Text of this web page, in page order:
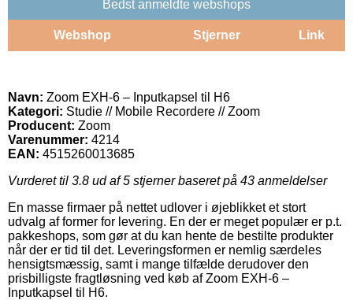
Bedst anmeldte webshops
Webshop Stjerner Link
Navn: Zoom EXH-6 – Inputkapsel til H6
Kategori: Studie // Mobile Recordere // Zoom
Producent: Zoom
Varenummer: 4214
EAN: 4515260013685
Vurderet til 3.8 ud af 5 stjerner baseret på 43 anmeldelser
En masse firmaer på nettet udlover i øjeblikket et stort
udvalg af former for levering. En der er meget populær er p.t.
pakkeshops, som gør at du kan hente de bestilte produkter
når der er tid til det. Leveringsformen er nemlig særdeles
hensigtsmæssig, samt i mange tilfælde derudover den
prisbilligste fragtløsning ved køb af Zoom EXH-6 –
Inputkapsel til H6.